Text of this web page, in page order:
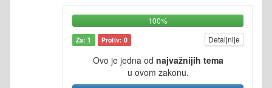
100%
Za: 1 Protiv: 0 Detaljnije
Ovo je jedna od najvažnijih tema
u ovom zakonu.